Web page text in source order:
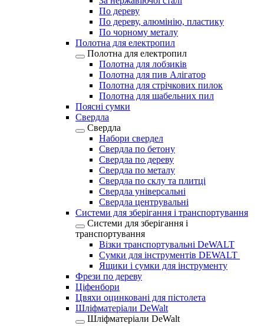
По дереву
По дереву, алюмінію, пластику
По чорному металу
Полотна для електропил
Полотна для електропил
Полотна для лобзиків
Полотна для пив Алігатор
Полотна для стрічкових пилок
Полотна для шабельних пил
Поясні сумки
Свердла
Свердла
Набори свердел
Свердла по бетону
Свердла по дереву
Свердла по металу
Свердла по склу та плитці
Свердла універсальні
Свердла центрувальні
Системи для зберігання і транспортування
Системи для зберігання і
транспортування
Візки транспортувальні DeWALT
Сумки для інструментів DEWALT
Ящики і сумки для інструменту
Фрези по дереву
Ціфенбори
Цвяхи оцинковані для пістолета
Шліфматеріали DeWalt
Шліфматеріали DeWalt